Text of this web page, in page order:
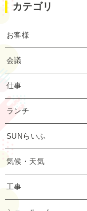
カテゴリ
お客様
会議
仕事
ランチ
SUNらいふ
気候・天気
工事